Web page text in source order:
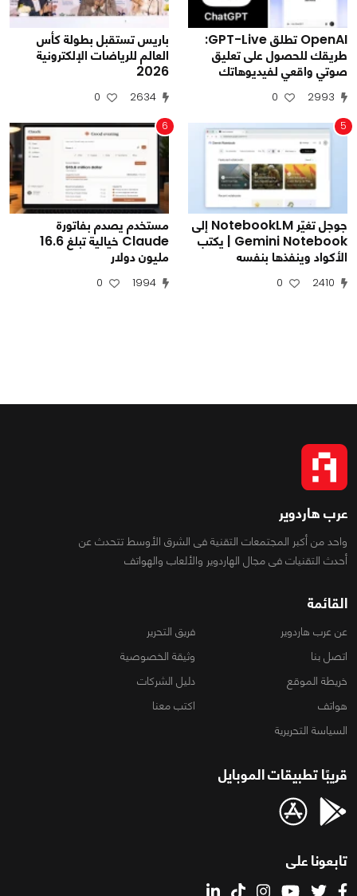
OpenAI تطلق GPT-Live:
طريقك للحصول على تعليق
صوتي واقعي لفيديوهاتك
2993
0
باريس تستقبل بطولة كأس
العالم للرياضات الإلكترونية
2026
2634
0
5
جوجل تغيّر NotebookLM إلى
Gemini Notebook | يكتب
الأكواد وينفذها بنفسه
2410
0
6
مستخدم يصدم بفاتورة
Claude خيالية تبلغ 16.6
مليون دولار
1994
0
عرب هاردوير
واحد من أكبر المجتمعات التقنية فى الشرق الأوسط تتحدث عن
أحدث التقنيات فى مجال الهاردوير والألعاب والهواتف
القائمة
عن عرب هاردوير
فريق التحرير
اتصل بنا
وثيقة الخصوصية
خريطة الموقع
دليل الشركات
هواتف
اكتب معنا
السياسة التحريرية
قريبًا تطبيقات الموبايل
تابعونا على